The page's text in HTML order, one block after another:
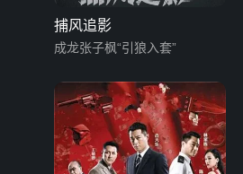
捕风追影
成龙张子枫“引狼入套”